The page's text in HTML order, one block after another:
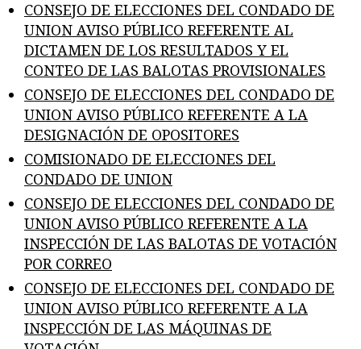
CONSEJO DE ELECCIONES DEL CONDADO DE
UNION AVISO PÚBLICO REFERENTE AL
DICTAMEN DE LOS RESULTADOS Y EL
CONTEO DE LAS BALOTAS PROVISIONALES
CONSEJO DE ELECCIONES DEL CONDADO DE
UNION AVISO PÚBLICO REFERENTE A LA
DESIGNACIÓN DE OPOSITORES
COMISIONADO DE ELECCIONES DEL
CONDADO DE UNION
CONSEJO DE ELECCIONES DEL CONDADO DE
UNION AVISO PÚBLICO REFERENTE A LA
INSPECCIÓN DE LAS BALOTAS DE VOTACIÓN
POR CORREO
CONSEJO DE ELECCIONES DEL CONDADO DE
UNION AVISO PÚBLICO REFERENTE A LA
INSPECCIÓN DE LAS MÁQUINAS DE